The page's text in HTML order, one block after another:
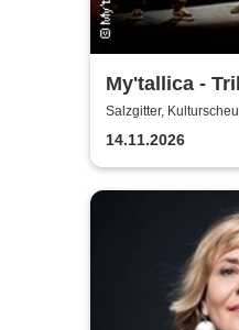
My'tallica -
Metallica
Salzgitter,
14.11.2026